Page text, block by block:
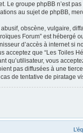
Le groupe phpBB n’est
au sujet de phpBB,
obscène, vulgaire,
Forum” est
d’accès à internet si
acceptez que “Les Toiles
qu’utilisateur, vous
pas diffusées à une
de tentative de piratage